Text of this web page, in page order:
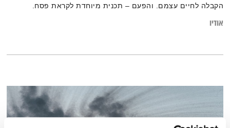
הקבלה לחיים עצמם. והפעם – תכנית מיוחדת לקראת פסח.
אודיו